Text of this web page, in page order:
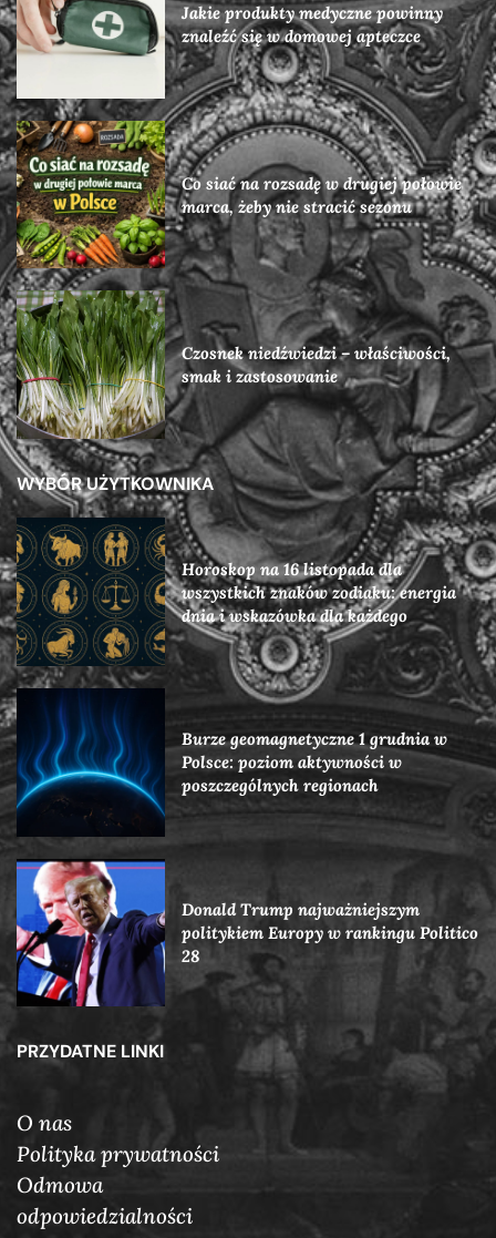
Jakie produkty medyczne powinny
znaleźć się w domowej apteczce
Co siać na rozsadę w drugiej połowie
marca, żeby nie stracić sezonu
Czosnek niedźwiedzi – właściwości,
smak i zastosowanie
WYBÓR UŻYTKOWNIKA
Horoskop na 16 listopada dla
wszystkich znaków zodiaku: energia
dnia i wskazówka dla każdego
Burze geomagnetyczne 1 grudnia w
Polsce: poziom aktywności w
poszczególnych regionach
Donald Trump najważniejszym
politykiem Europy w rankingu Politico
28
PRZYDATNE LINKI
O nas
Polityka prywatności
Odmowa
odpowiedzialności